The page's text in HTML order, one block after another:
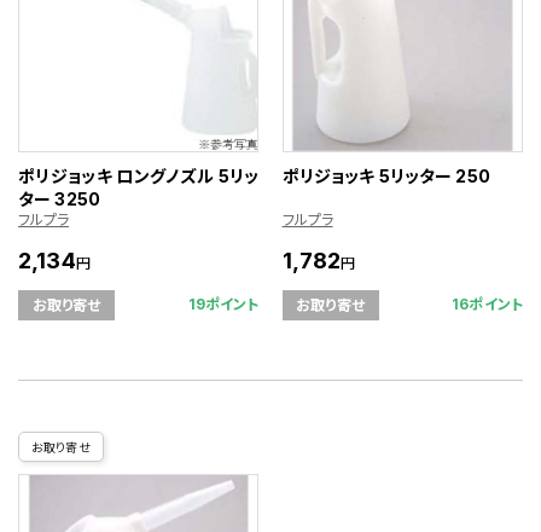
ポリジョッキ ロングノズル 5リッ
ター 3250
フルプラ
2,134円
お取り寄せ 19ポイント
ポリジョッキ 5リッター 250
フルプラ
1,782円
お取り寄せ 16ポイント
お取り寄せ